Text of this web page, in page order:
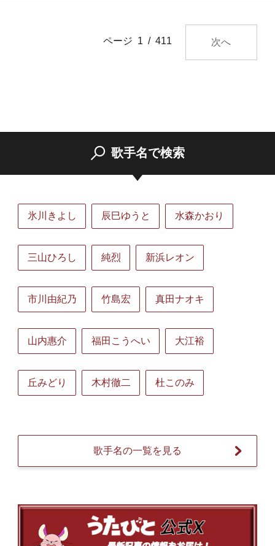
ページ 1 / 411 次へ
歌手名で検索
氷川きよし 辰巳ゆうと 水森かおり
三山ひろし 純烈 新浜レオン
市川由紀乃 竹島宏 真田ナオキ
山内惠介 福田こうへい 大江裕
丘みどり 木村徹二 杜このみ
歌手名の一覧を見る